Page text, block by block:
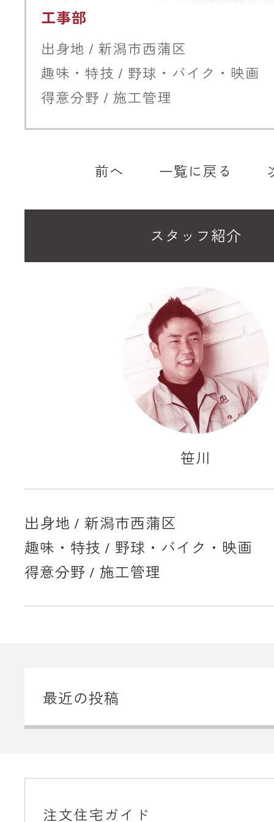
工事部
出身地 / 新潟市西蒲区
趣味・特技 / 野球・バイク・映画
得意分野 / 施工管理
前へ 一覧に戻る
スタッフ紹介
笹川
出身地 / 新潟市西蒲区
趣味・特技 / 野球・バイク・映画
得意分野 / 施工管理
最近の投稿
注文住宅ガイド